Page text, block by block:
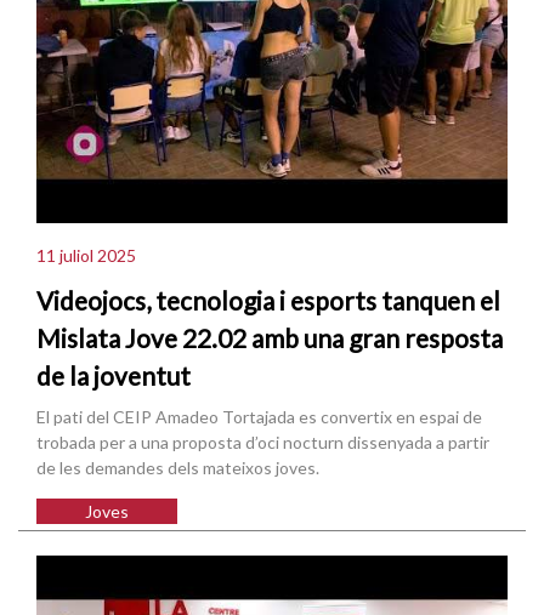
11 juliol 2025
Videojocs, tecnologia i esports tanquen el
Mislata Jove 22.02 amb una gran resposta
de la joventut
El pati del CEIP Amadeo Tortajada es convertix en espai de
trobada per a una proposta d’oci nocturn dissenyada a partir
de les demandes dels mateixos joves.
Joves